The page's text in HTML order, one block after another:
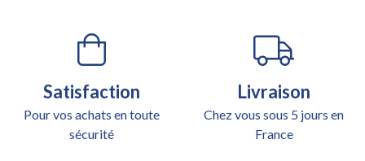
Satisfaction
Pour vos achats en toute
sécurité
Livraison
Chez vous sous 5 jours en
France